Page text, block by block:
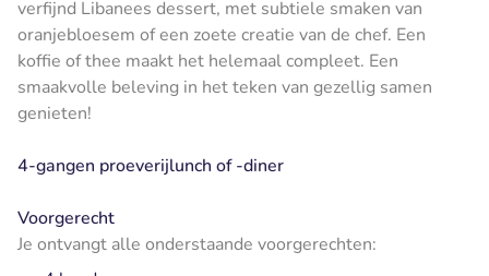
verfijnd Libanees dessert, met subtiele smaken van
oranjebloesem of een zoete creatie van de chef. Een
koffie of thee maakt het helemaal compleet. Een
smaakvolle beleving in het teken van gezellig samen
genieten!
4-gangen proeverijlunch of -diner
Voorgerecht
Je ontvangt alle onderstaande voorgerechten: